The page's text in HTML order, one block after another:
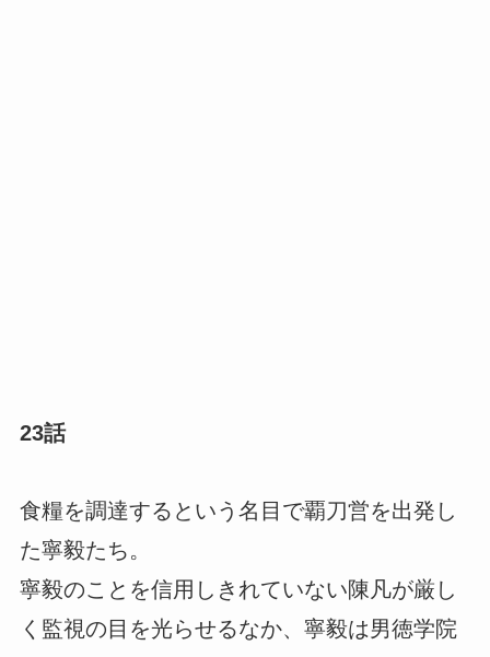
23話
食糧を調達するという名目で覇刀営を出発し
た寧毅たち。
寧毅のことを信用しきれていない陳凡が厳し
く監視の目を光らせるなか、寧毅は男徳学院